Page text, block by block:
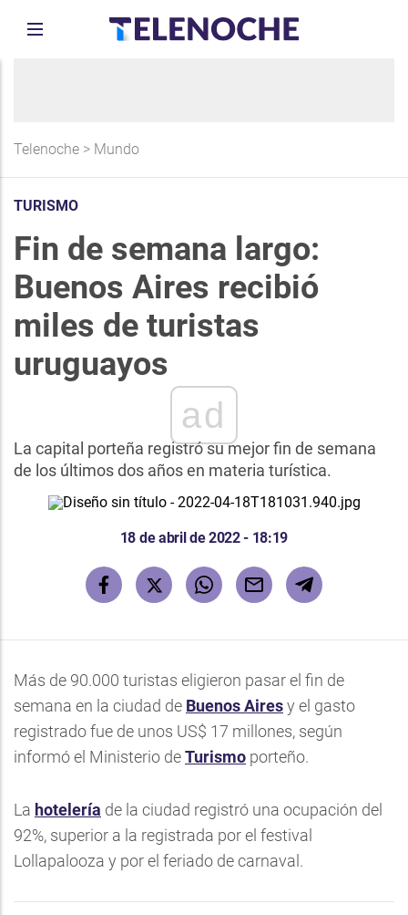
Telenoche > Mundo
TURISMO
Fin de semana largo:
Buenos Aires recibió
miles de turistas
uruguayos
ad
La capital porteña registró su mejor fin de semana
de los últimos dos años en materia turística.
18 de abril de 2022 - 18:19
Más de 90.000 turistas eligieron pasar el fin de
semana en la ciudad de Buenos Airesy el gasto
registrado fue de unos US$ 17 millones, según
informó el Ministerio deTurismo porteño.
La hotelería de la ciudad registró una ocupación del
92%, superior a la registrada por el festival
Lollapalooza y por el feriado de carnaval.